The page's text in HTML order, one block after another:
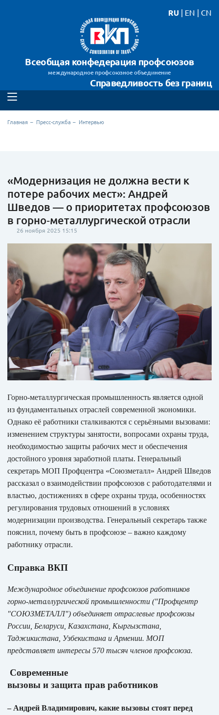
Всеобщая конфедерация профсоюзов
международное профсоюзное объединение
Справедливость без границ
RU | EN | CN
Главная Пресс-служба Интервью
«Модернизация не должна вести к
потере рабочих мест»: Андрей
Шведов — о приоритетах профсоюзов
в горно‑металлургической отрасли
26 ноября 2025 15:15
Горно‑металлургическая промышленность является одной
из фундаментальных отраслей современной экономики.
Однако её работники сталкиваются с серьёзными вызовами:
изменением структуры занятости, вопросами охраны труда,
необходимостью защиты рабочих мест и обеспечения
достойного уровня заработной платы. Генеральный
секретарь МОП Профцентра «Союзметалл» Андрей Шведов
рассказал о взаимодействии профсоюзов с работодателями и
властью, достижениях в сфере охраны труда, особенностях
регулирования трудовых отношений в условиях
модернизации производства. Генеральный секретарь также
пояснил, почему быть в профсоюзе – важно каждому
работнику отрасли.
Справка ВКП
Международное объединение профсоюзов работников
горно-металлургической промышленности ("Профцентр
"СОЮЗМЕТАЛЛ") объединяет отраслевые профсоюзы
России, Беларуси, Казахстана, Кыргызстана,
Таджикистана, Узбекистана и Армении. МОП
представляет интересы 570 тысяч членов профсоюза.
Современные
вызовы и защита прав работников
– Андрей Владимирович, какие вызовы стоят перед